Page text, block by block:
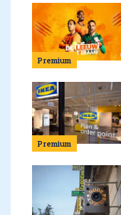
Premium
Premium